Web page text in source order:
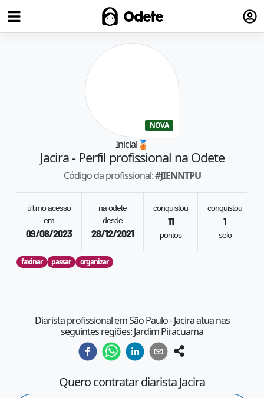
Odete
NOVA
Inicial🥉
Jacira- Perfil profissional na Odete
Código da profissional:#JIENNTPU
último acesso
em
09/08/2023
na odete
desde
28/12/2021
conquistou
11
pontos
conquistou
1
selo
faxinar passar organizar
Diarista profissional em São Paulo - Jacira atua nas
seguintes regiões: Jardim Piracuama
Quero contratar diaristaJacira